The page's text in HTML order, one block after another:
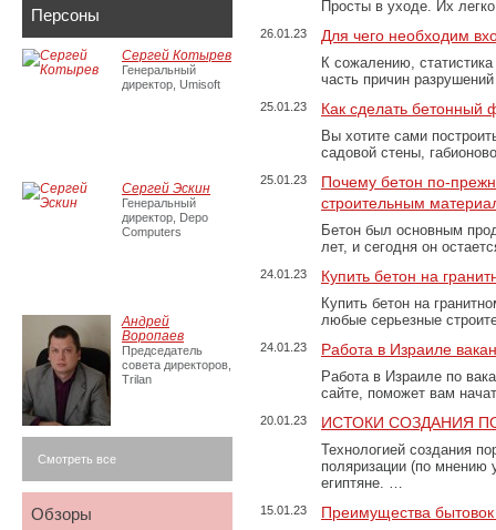
Просты в уходе. Их
26.01.23 Для чего необходим
К сожалению,
часть причин
25.01.23 Как сделать бетонный
Вы хотите сами
садовой стены,
25.01.23
Почему бетон по-
строительным
Бетон был основным
лет, и сегодня он
24.01.23 Купить бетон на
Купить бетон на
любые серьезные
24.01.23 Работа в Израиле
Работа в Израиле по
сайте, поможет вам
20.01.23 ИСТОКИ СОЗДАНИЯ
Технологией создания
поляризации (по
египтяне. …
15.01.23 Преимущества
Персоны
Сергей Котырев
Генеральный
директор, Umisoft
Сергей Эскин
Генеральный
директор, Depo
Computers
Андрей
Воропаев
Председатель
совета директоров,
Trilan
Смотреть все
Обзоры